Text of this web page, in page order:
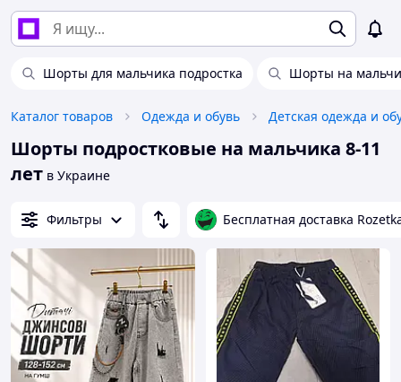
Шорты для мальчика подростка Шорты на
Каталог товаров Одежда и обувь Детская одежда и
Шорты подростковые на мальчика 8-11
лет в Украине
Фильтры Бесплатная доставка